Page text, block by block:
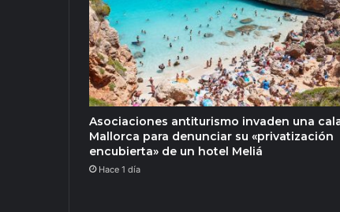
Asociaciones antiturismo invaden una
Mallorca para denunciar su «privatización
encubierta» de un hotel Meliá
Hace 1 día